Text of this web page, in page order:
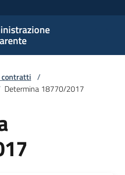
contratti /
Determina 18770/2017